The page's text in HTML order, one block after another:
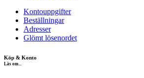
Kontouppgifter
Beställningar
Adresser
Glömt lösenordet
Köp & Konto
Läs om...